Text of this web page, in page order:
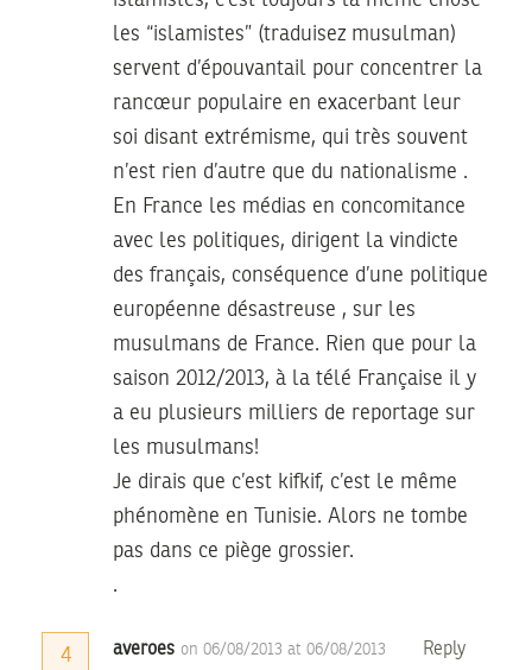
les “islamistes” (traduisez musulman)
servent d’épouvantail pour concentrer la
rancœur populaire en exacerbant leur
soi disant extrémisme, qui très souvent
n’est rien d’autre que du nationalisme .
En France les médias en concomitance
avec les politiques, dirigent la vindicte
des français, conséquence d’une politique
européenne désastreuse , sur les
musulmans de France. Rien que pour la
saison 2012/2013, à la télé Française il y
a eu plusieurs milliers de reportage sur
les musulmans!
Je dirais que c’est kifkif, c’est le même
phénomène en Tunisie. Alors ne tombe
pas dans ce piège grossier.
.
4 averoes on 06/08/2013 at 06/08/2013 Reply